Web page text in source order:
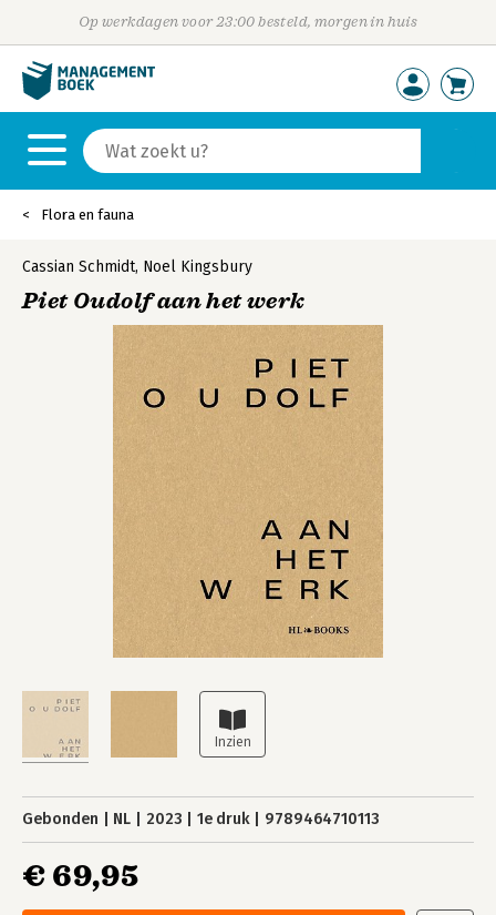
Op werkdagen voor 23:00 besteld, morgen in huis
Flora en fauna
Cassian Schmidt, Noel Kingsbury
Piet Oudolf aan het werk
Gebonden NL 2023 1e druk 9789464710113
€ 69,95